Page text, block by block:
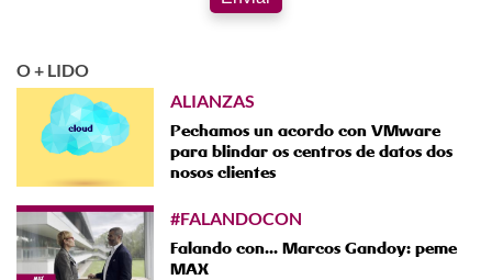
O + LIDO
ALIANZAS
Pechamos un acordo con VMware
para blindar os centros de datos dos
nosos clientes
#FALANDOCON
Falando con... Marcos Gandoy: peme
MAX